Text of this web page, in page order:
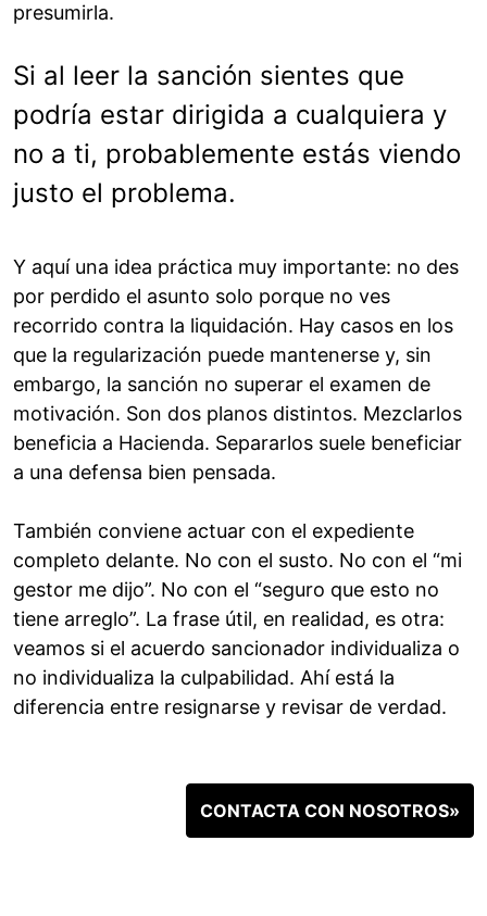
presumirla.
Si al leer la sanción sientes que
podría estar dirigida a cualquiera y
no a ti, probablemente estás viendo
justo el problema.
Y aquí una idea práctica muy importante: no des
por perdido el asunto solo porque no ves
recorrido contra la liquidación. Hay casos en los
que la regularización puede mantenerse y, sin
embargo, la sanción no superar el examen de
motivación. Son dos planos distintos. Mezclarlos
beneficia a Hacienda. Separarlos suele beneficiar
a una defensa bien pensada.
También conviene actuar con el expediente
completo delante. No con el susto. No con el “mi
gestor me dijo”. No con el “seguro que esto no
tiene arreglo”. La frase útil, en realidad, es otra:
veamos si el acuerdo sancionador individualiza o
no individualiza la culpabilidad. Ahí está la
diferencia entre resignarse y revisar de verdad.
CONTACTA CON NOSOTROS»